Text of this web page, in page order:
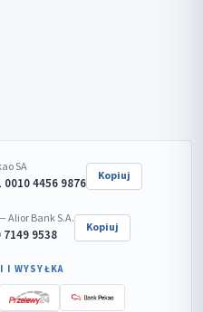
SA
0010 4456 9876 Kopiuj
Alior Bank S.A.
7149 9538 Kopiuj
I WYSYŁKA